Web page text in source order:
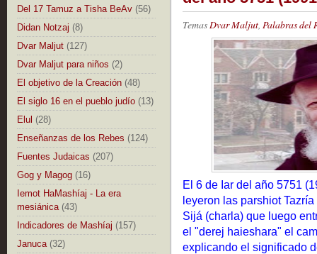
Del 17 Tamuz a Tisha BeAv (56)
Didan Notzaj (8)
Dvar Maljut (127)
Dvar Maljut para niños (2)
El objetivo de la Creación (48)
El siglo 16 en el pueblo judío (13)
Elul (28)
Enseñanzas de los Rebes (124)
Fuentes Judaicas (207)
Gog y Magog (16)
Iemot HaMashíaj - La era
mesiánica (43)
Indicadores de Mashíaj (157)
Januca (32)
TemasDvar Maljut, Palabras del
El 6 de Iar del año 5751
leyeron las parshiot
Sijá (charla) que luego
el "derej haieshara" el
explicando el significado